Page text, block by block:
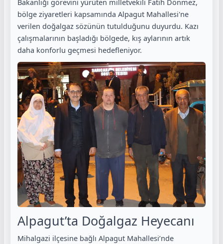
Bakanlığı görevini yürüten milletvekili Fatih Dönmez,
bölge ziyaretleri kapsamında Alpagut Mahallesi'ne
verilen doğalgaz sözünün tutulduğunu duyurdu. Kazı
çalışmalarının başladığı bölgede, kış aylarının artık
daha konforlu geçmesi hedefleniyor.
Alpagut’ta Doğalgaz Heyecanı
Mihalgazi ilçesine bağlı Alpagut Mahallesi’nde